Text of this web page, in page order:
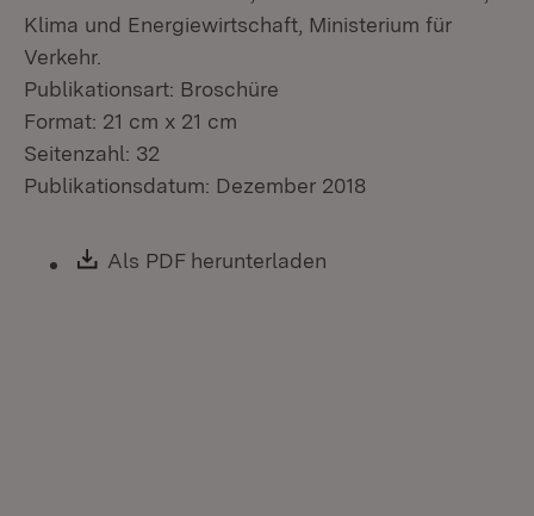
Klima und Energiewirtschaft, Ministerium für
Verkehr.
Publikationsart: Broschüre
Format: 21 cm x 21 cm
Seitenzahl: 32
Publikationsdatum: Dezember 2018
Download:
Als PDF herunterladen